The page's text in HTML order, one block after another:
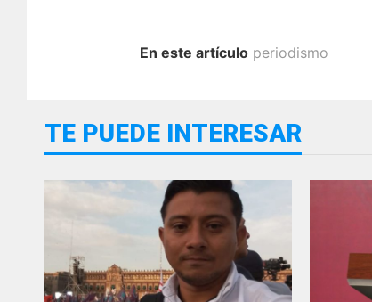
En este artículo periodismo
TE PUEDE INTERESAR